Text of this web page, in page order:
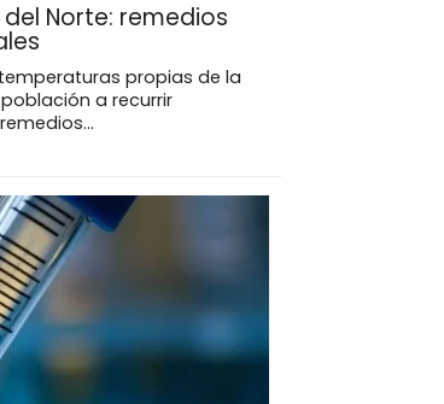
Norte: remedios
propias de la
a recurrir